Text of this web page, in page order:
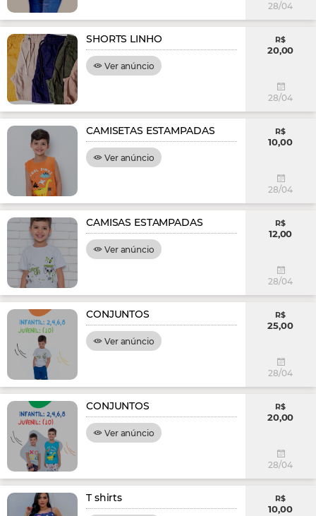
28/04
SHORTS LINHO
Ver anúncio
R$
20,00
28/04
CAMISETAS ESTAMPADAS
Ver anúncio
R$
10,00
28/04
CAMISAS ESTAMPADAS
Ver anúncio
R$
12,00
28/04
CONJUNTOS
Ver anúncio
R$
25,00
28/04
CONJUNTOS
Ver anúncio
R$
20,00
28/04
T shirts R$
10,00